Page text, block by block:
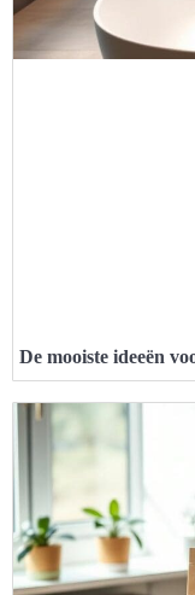
De mooiste ideeën